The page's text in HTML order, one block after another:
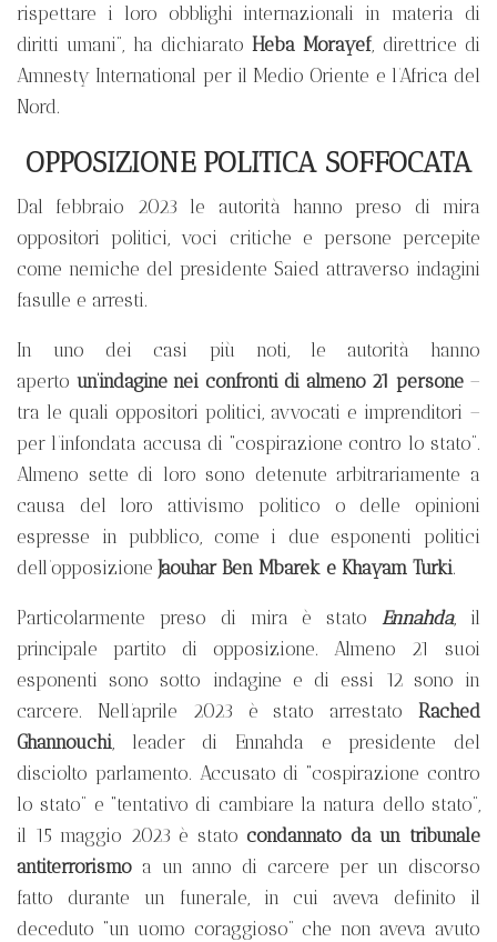
rispettare i loro obblighi internazionali in materia di
diritti umani”, ha dichiaratoHeba Morayef , direttrice di
Amnesty International per il Medio Oriente e l’Africa del
Nord.
OPPOSIZIONE POLITICA SOFFOCATA
Dal febbraio 2023 le autorità hanno preso di mira
oppositori politici, voci critiche e persone percepite
come nemiche del presidente Saied attraverso indagini
fasulle e arresti.
In uno dei casi più noti, le autorità hanno
aperto un’indagine nei confronti di almeno 21 persone–
tra le quali oppositori politici, avvocati e imprenditori –
per l’infondata accusa di “cospirazione contro lo stato”.
Almeno sette di loro sono detenute arbitrariamente a
causa del loro attivismo politico o delle opinioni
espresse in pubblico, come i due esponenti politici
dell’opposizioneJaouhar Ben Mbarek e Khayam Turki.
Particolarmente preso di mira è stato Ennahda, il
principale partito di opposizione. Almeno 21 suoi
esponenti sono sotto indagine e di essi 12 sono in
carcere. Nell’aprile 2023 è stato arrestato Rached
Ghannouchi , leader di Ennahda e presidente del
disciolto parlamento. Accusato di “cospirazione contro
lo stato” e “tentativo di cambiare la natura dello stato”,
il 15 maggio 2023 è statocondannato da un tribunale
antiterrorismo a un anno di carcere per un discorso
fatto durante un funerale, in cui aveva definito il
deceduto “un uomo coraggioso” che non aveva avuto